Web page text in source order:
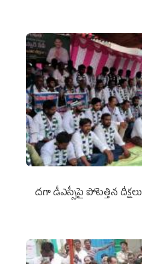
దగా డీఎస్సీపై పోటెత్తిన దీక్షలు